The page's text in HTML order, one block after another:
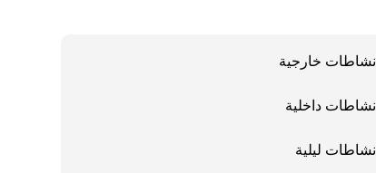
نشاطات خارجية
نشاطات داخلية
نشاطات ليلية